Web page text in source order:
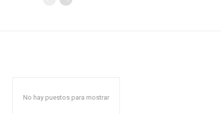
No hay puestos para mostrar